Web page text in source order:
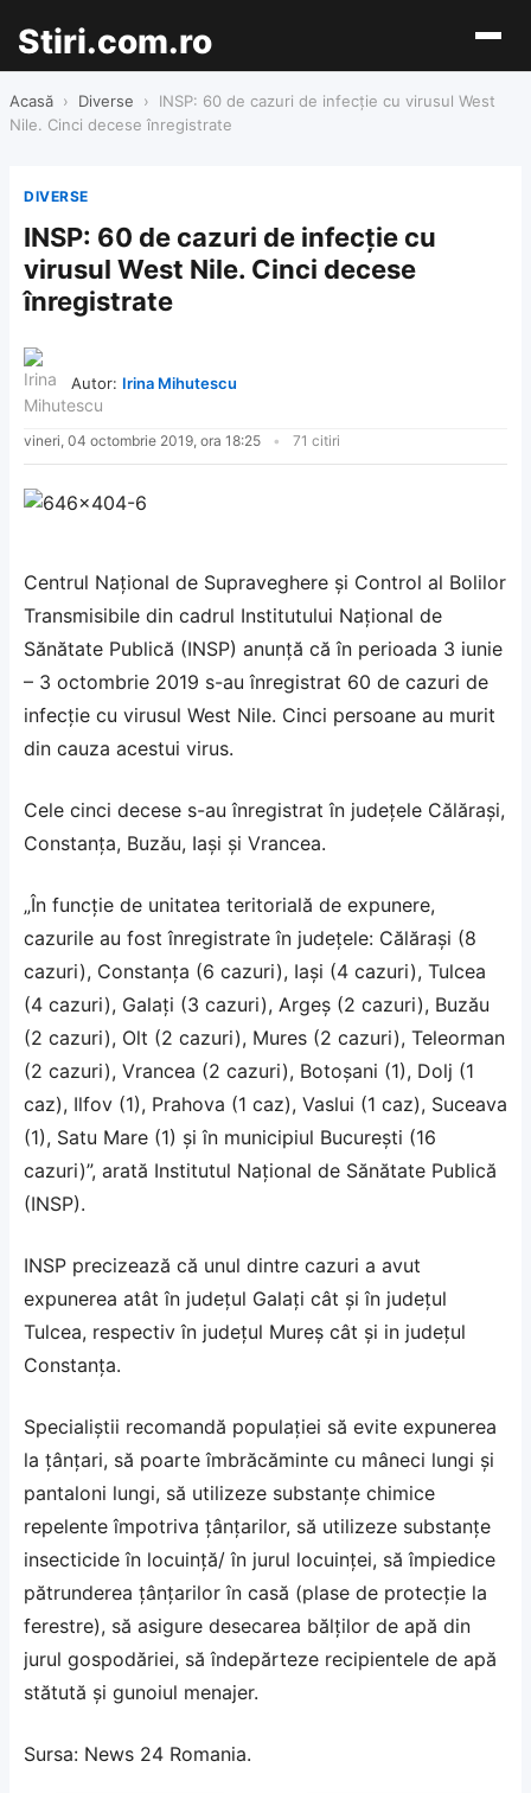
Stiri.com.ro
Acasă › Diverse ›
INSP: 60 de cazuri de infecţie cu virusul West
Nile. Cinci decese înregistrate
DIVERSE
INSP: 60 de cazuri de infecţie cu
virusul West Nile. Cinci decese
înregistrate
Autor: Irina Mihutescu
vineri, 04 octombrie 2019, ora 18:25 71 citiri
Centrul Naţional de Supraveghere şi Control al Bolilor
Transmisibile din cadrul Institutului Naţional de
Sănătate Publică (INSP) anunță că în perioada 3 iunie
– 3 octombrie 2019 s-au înregistrat 60 de cazuri de
infecţie cu virusul West Nile. Cinci persoane au murit
din cauza acestui virus.
Cele cinci decese s-au înregistrat în judeţele Călăraşi,
Constanța, Buzău, Iași și Vrancea.
„În funcție de unitatea teritorială de expunere,
cazurile au fost înregistrate în județele: Călărași (8
cazuri), Constanța (6 cazuri), Iași (4 cazuri), Tulcea
(4 cazuri), Galați (3 cazuri), Argeș (2 cazuri), Buzău
(2 cazuri), Olt (2 cazuri), Mures (2 cazuri), Teleorman
(2 cazuri), Vrancea (2 cazuri), Botoșani (1), Dolj (1
caz), Ilfov (1), Prahova (1 caz), Vaslui (1 caz), Suceava
(1), Satu Mare (1) și în municipiul București (16
cazuri)”, arată Institutul Naţional de Sănătate Publică
(INSP).
INSP precizează că unul dintre cazuri a avut
expunerea atât în județul Galați cât și în județul
Tulcea, respectiv în județul Mureș cât și in județul
Constanța.
Specialiştii recomandă populaţiei să evite expunerea
la ţânţari, să poarte îmbrăcăminte cu mâneci lungi şi
pantaloni lungi, să utilizeze substanţe chimice
repelente împotriva ţânţarilor, să utilizeze substanţe
insecticide în locuinţă/ în jurul locuinţei, să împiedice
pătrunderea ţânţarilor în casă (plase de protecţie la
ferestre), să asigure desecarea bălţilor de apă din
jurul gospodăriei, să îndepărteze recipientele de apă
stătută şi gunoiul menajer.
Sursa: News 24 Romania.